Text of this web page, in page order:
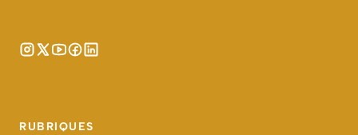
RUBRIQUES